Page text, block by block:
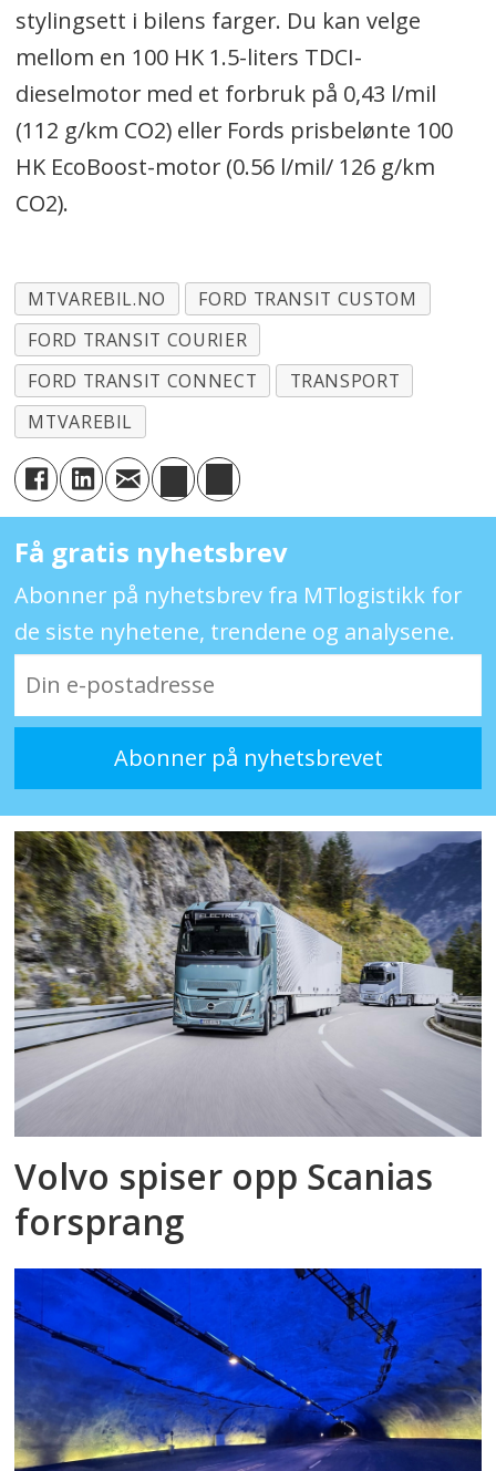
stylingsett i bilens farger. Du kan velge
mellom en 100 HK 1.5-liters TDCI-
dieselmotor med et forbruk på 0,43 l/mil
(112 g/km CO2) eller Fords prisbelønte 100
HK EcoBoost-motor (0.56 l/mil/ 126 g/km
CO2).
MTVAREBIL.NO
FORD TRANSIT CUSTOM
FORD TRANSIT COURIER
FORD TRANSIT CONNECT
TRANSPORT
MTVAREBIL
Få gratis nyhetsbrev
Abonner på nyhetsbrev fra MTlogistikk for
de siste nyhetene, trendene og analysene.
Volvo spiser opp Scanias
forsprang